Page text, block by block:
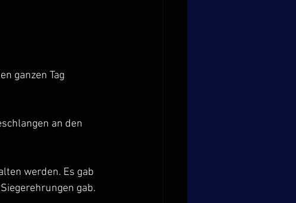
ganzen Tag
an den
werden. Es gab
gab.